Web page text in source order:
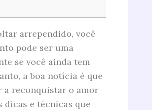
arrependido, você
pode ser uma
se você ainda tem
a boa notícia é que
a reconquistar o amor
dicas e técnicas que